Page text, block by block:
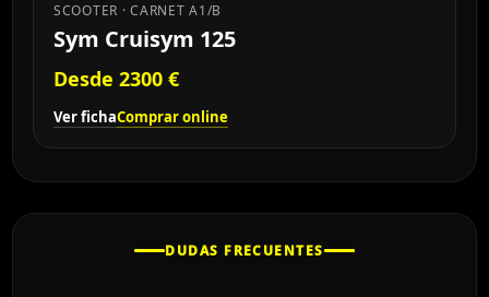
SCOOTER · CARNET A1/B
Sym Cruisym 125
Desde 2300 €
Ver fichaComprar online
DUDAS FRECUENTES